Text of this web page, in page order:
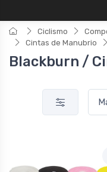
Ciclismo
Cintas de Manubrio
Blackburn /